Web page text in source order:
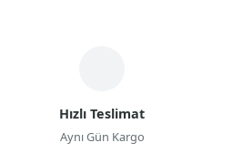
sırasında daha fazla kontrol
değirmenleri sizin için ideal
bir çözüm arıyorsanız, bıçaklı
Hızlı Teslimat
Aynı Gün Kargo